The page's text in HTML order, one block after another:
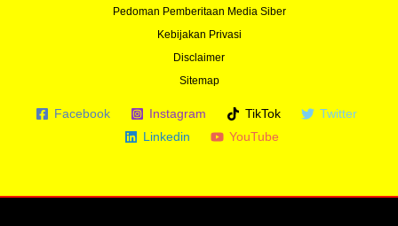
Pedoman Pemberitaan Media Siber
Kebijakan Privasi
Disclaimer
Sitemap
Facebook Instagram TikTok
Twitter
Linkedin
YouTube